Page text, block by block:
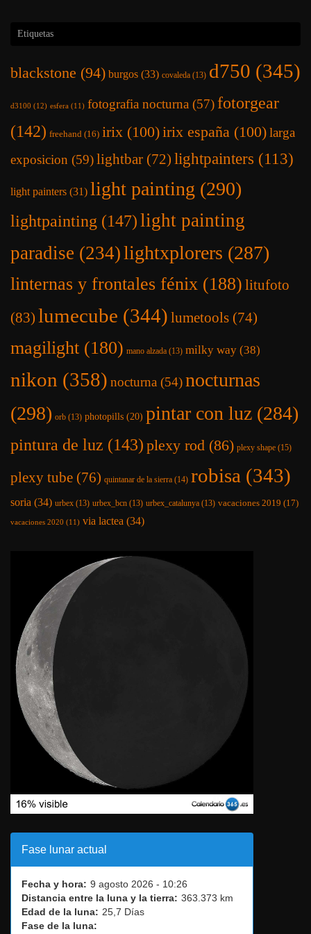
Etiquetas
blackstone (94) burgos (33) covaleda (13) d750 (345)
d3100 (12) esfera (11) fotografia nocturna (57)fotorgear
(142) freehand (16) irix (100)irix españa (100)larga
exposicion (59)lightbar (72) lightpainters (113)
light painters (31) light painting (290)
lightpainting (147)light painting
paradise (234)lightxplorers (287)
linternas y frontales fénix (188) litufoto
(83) lumecube (344) lumetools (74)
magilight (180) mano alzada (13) milky way (38)
nikon (358) nocturna (54)nocturnas
(298) orb (13) photopills (20) pintar con luz (284)
pintura de luz (143) plexy rod (86) plexy shape (15)
plexy tube (76) quintanar de la sierra (14) robisa (343)
soria (34) urbex (13) urbex_bcn (13) urbex_catalunya (13) vacaciones 2019 (17)
vacaciones 2020 (11) via lactea (34)
Fase lunar actual
Fecha y hora: 9 agosto 2026 - 10:26
Distancia entre la luna y la tierra: 363.373 km
Edad de la luna: 25,7 Días
Fase de la luna: